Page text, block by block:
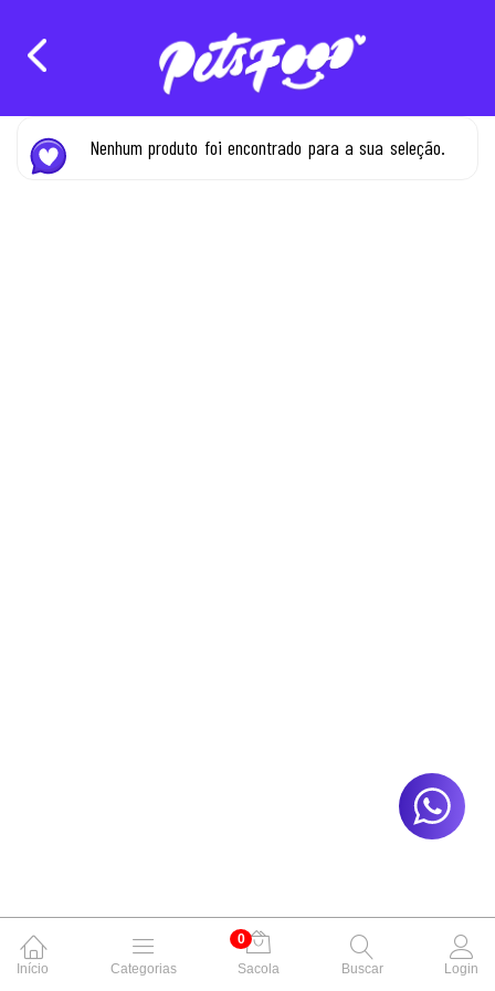
Nenhum produto foi encontrado para a sua seleção.
Início Categorias
0
Sacola
Buscar Login